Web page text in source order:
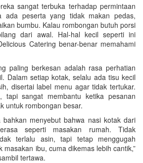
sangat terbuka terhadap permintaan
ada peserta yang tidak makan pedas,
bumbu. Kalau rombongan butuh porsi
dari awal. Hal-hal kecil seperti ini
Catering benar-benar memahami
paling berkesan adalah rasa perhatian
Dalam setiap kotak, selalu ada tisu kecil
disertai label menu agar tidak tertukar.
tapi sangat membantu ketika pesanan
untuk rombongan besar.
bahkan menyebut bahwa nasi kotak dari
seperti masakan rumah. Tidak
terlalu asin, tapi tetap menggugah
masakan ibu, cuma dikemas lebih cantik,”
tertawa.